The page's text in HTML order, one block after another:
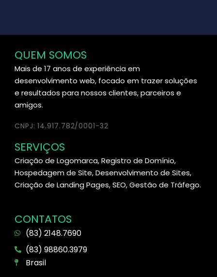
QUEM SOMOS
Mais de 17 anos de experiência em
desenvolvimento web, focado em trazer soluções
e resultados para nossos clientes, parceiros e
amigos.
CNPJ: 14.917.782/0001-32
SERVIÇOS
Criação de Logomarca, Registro de Domínio,
Hospedagem de Site, Desenvolvimento de Sites,
Criação de Landing Pages, SEO, Gestão de Tráfego.
CONTATOS
(83) 2148.7690
(83) 98860.3979
Brasil